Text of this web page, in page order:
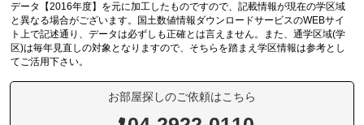
データ【2016年度】を元に加工したものですので、記載情報が現在の学区域
と異なる場合がございます。国土数値情報ダウンロードサービスのWEBサイ
ト上で記述通り、データは必ずしも正確とは言えません。また、通学区域(学
区)は毎年見直しの対象となりますので、そちらを踏まえ学区情報は参考とし
てご活用下さい。
お部屋探しのご依頼はこちら